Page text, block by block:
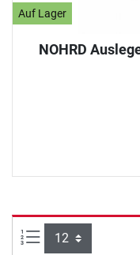
Auf Lager
NOHRD
Artikel pro Seite: